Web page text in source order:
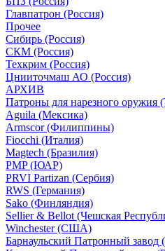
Главпатрон (Россия)
Прочее
Сибирь (Россия)
СКМ (Россия)
Техкрим (Россия)
Цнииточмаш АО (Россия)
АРХИВ
Патроны для нарезного
Aguila (Мексика)
Armscor (Филиппины)
Fiocchi (Италия)
Magtech (Бразилия)
PMP (ЮАР)
PRVI Partizan (Сербия)
RWS (Германия)
Sako (Финляндия)
Sellier & Bellot (Чешская
Winchester (США)
Барнаульский Патронный завод